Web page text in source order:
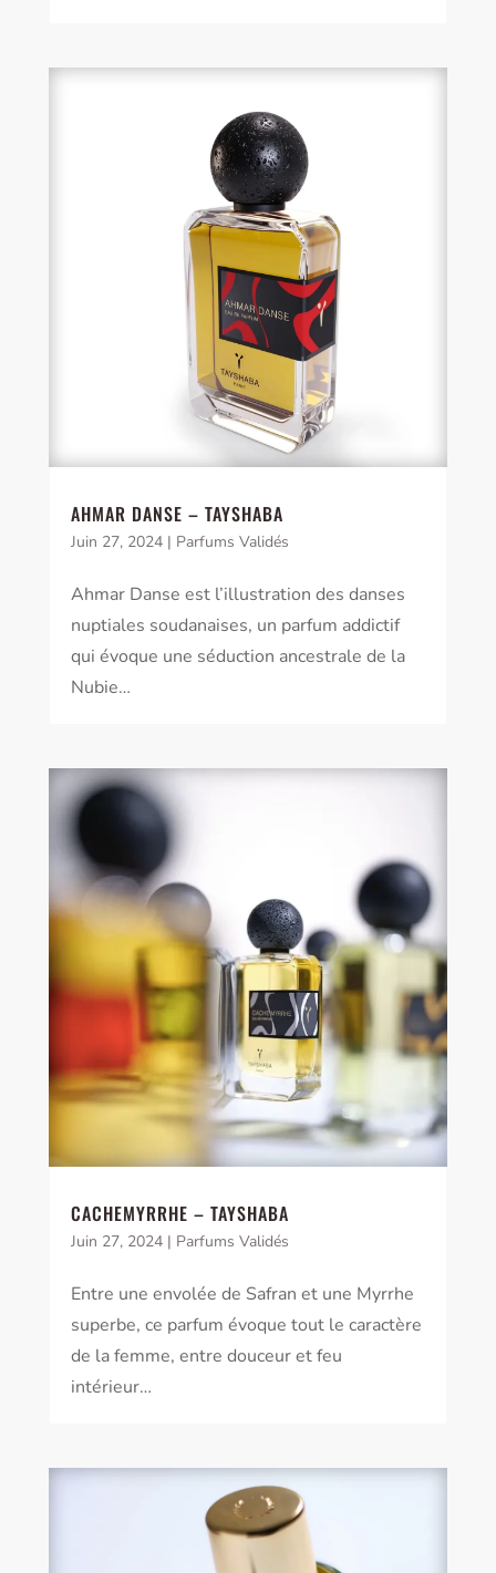
AHMAR DANSE – TAYSHABA
Juin 27, 2024| Parfums Validés
Ahmar Danse est l’illustration des danses
nuptiales soudanaises, un parfum addictif
qui évoque une séduction ancestrale de la
Nubie…
CACHEMYRRHE – TAYSHABA
Juin 27, 2024| Parfums Validés
Entre une envolée de Safran et une Myrrhe
superbe, ce parfum évoque tout le caractère
de la femme, entre douceur et feu
intérieur…